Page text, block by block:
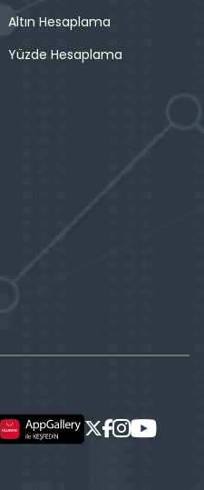
Altın Hesaplama
Yüzde Hesaplama